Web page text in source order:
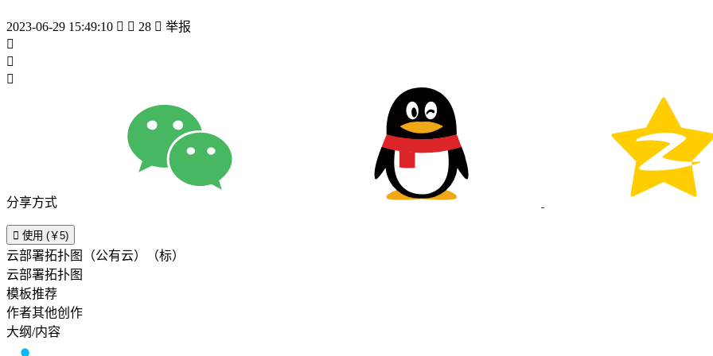
2023-06-29 15:49:10   28  举报



分享方式
 使用 (￥5)
云部署拓扑图（公有云）（标）
云部署拓扑图
模板推荐
作者其他创作
大纲/内容